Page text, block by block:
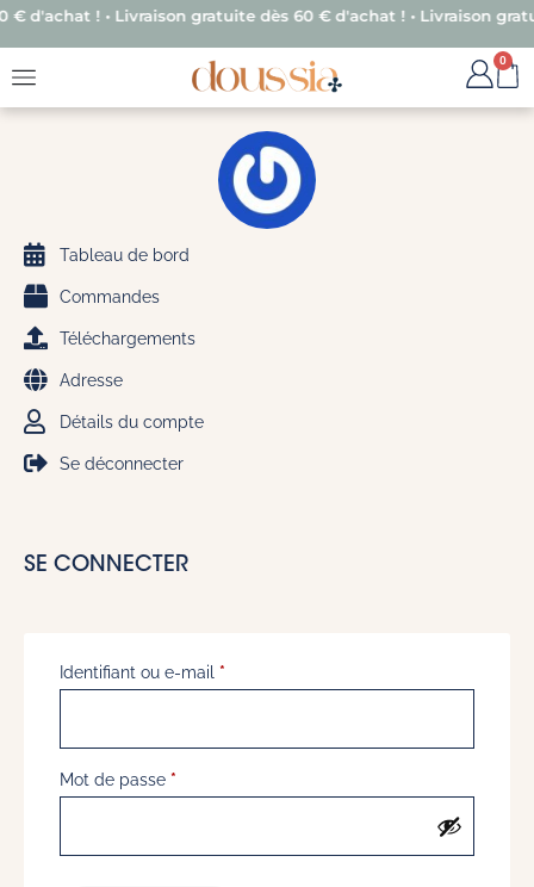
! • Livraison gratuite dès 60 € d'achat ! • Livraison
0
Tableau de bord
Commandes
Téléchargements
Adresse
Détails du compte
Se déconnecter
SE CONNECTER
Identifiant ou e-mail *
Mot de passe *